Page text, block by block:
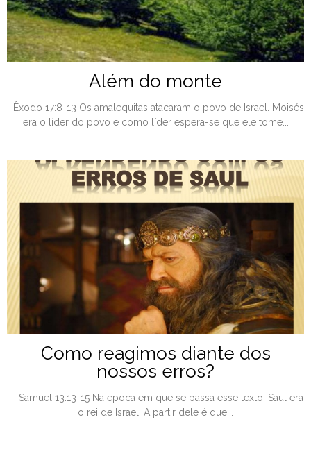
Além do monte
Êxodo 17:8-13 Os amalequitas atacaram o povo de Israel. Moisés
era o líder do povo e como líder espera-se que ele tome...
Como reagimos diante dos
nossos erros?
I Samuel 13:13-15 Na época em que se passa esse texto, Saul era
o rei de Israel. A partir dele é que...